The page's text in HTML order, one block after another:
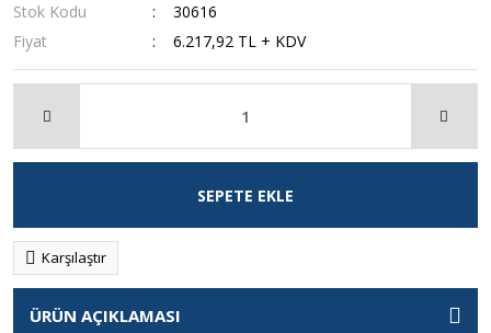
Stok Kodu
30616
Fiyat
6.217,92 TL + KDV
SEPETE EKLE
Karşılaştır
ÜRÜN AÇIKLAMASI